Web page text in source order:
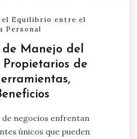
el Equilibrio entre el
Personal
Manejo del
de
negocios enfrentan
únicos que pueden